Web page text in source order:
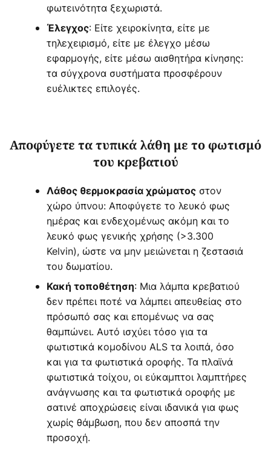
φωτεινότητα ξεχωριστά.
Έλεγχος: Είτε χειροκίνητα, είτε με
τηλεχειρισμό, είτε με έλεγχο μέσω
εφαρμογής, είτε μέσω αισθητήρα κίνησης:
τα σύγχρονα συστήματα προσφέρουν
ευέλικτες επιλογές.
Αποφύγετε τα τυπικά λάθη με το φωτισμό
του κρεβατιού
Λάθος θερμοκρασία χρώματοςστον
χώρο ύπνου: Αποφύγετε το λευκό φως
ημέρας και ενδεχομένως ακόμη και το
λευκό φως γενικής χρήσης (>3.300
Kelvin), ώστε να μην μειώνεται η ζεστασιά
του δωματίου.
Κακή τοποθέτηση: Μια λάμπα κρεβατιού
δεν πρέπει ποτέ να λάμπει απευθείας στο
πρόσωπό σας και επομένως να σας
θαμπώνει. Αυτό ισχύει τόσο για τα
φωτιστικά κομοδίνου ALS τα λοιπά, όσο
και για τα φωτιστικά οροφής. Τα πλαϊνά
φωτιστικά τοίχου, οι εύκαμπτοι λαμπτήρες
ανάγνωσης και τα φωτιστικά οροφής με
σατινέ αποχρώσεις είναι ιδανικά για φως
χωρίς θάμβωση, που δεν αποσπά την
προσοχή.